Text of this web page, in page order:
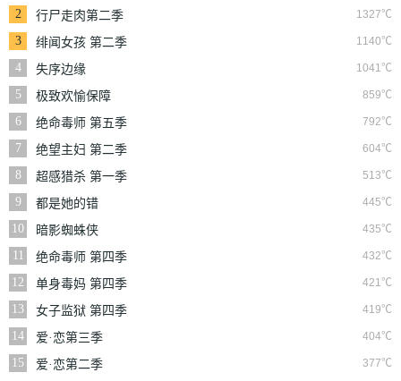
2 1327℃
行尸走肉第二季
3
1140℃
绯闻女孩 第二季
4
1041℃
失序边缘
5
859℃
极致欢愉保障
6
792℃
绝命毒师 第五季
7
604℃
绝望主妇 第二季
8
513℃
超感猎杀 第一季
9
445℃
都是她的错
10
435℃
暗影蜘蛛侠
11
432℃
绝命毒师 第四季
12
421℃
单身毒妈 第四季
13
419℃
女子监狱 第四季
14
404℃
爱·恋第三季
15
377℃
爱·恋第二季